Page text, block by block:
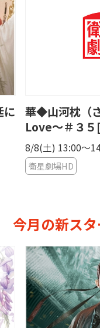
に
華◆山河枕（
Love〜＃３５
8/8(土) 13:00〜
衛星劇場HD
今月の新ス